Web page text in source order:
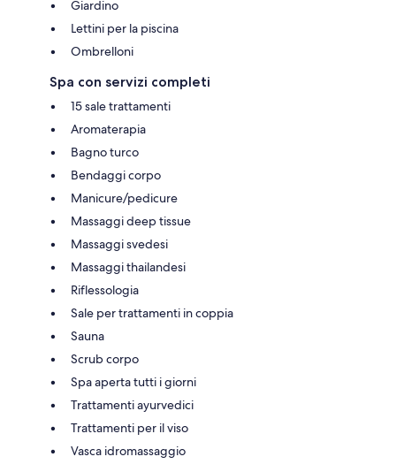
Giardino
Lettini per la piscina
Ombrelloni
Spa con servizi completi
15 sale trattamenti
Aromaterapia
Bagno turco
Bendaggi corpo
Manicure/pedicure
Massaggi deep tissue
Massaggi svedesi
Massaggi thailandesi
Riflessologia
Sale per trattamenti in coppia
Sauna
Scrub corpo
Spa aperta tutti i giorni
Trattamenti ayurvedici
Trattamenti per il viso
Vasca idromassaggio